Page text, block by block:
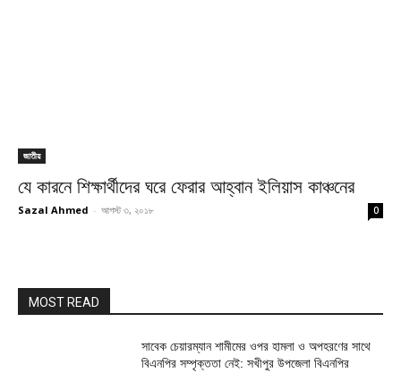
জাতীয়
যে কারনে শিক্ষার্থীদের ঘরে ফেরার আহ্বান ইলিয়াস কাঞ্চনের
Sazal Ahmed - আগস্ট ৩, ২০১৮ 0
MOST READ
সাবেক চেয়ারম্যান শামীমের ওপর হামলা ও অপহরণের সাথে
বিএনপির সম্পৃক্ততা নেই: সখীপুর উপজেলা বিএনপির